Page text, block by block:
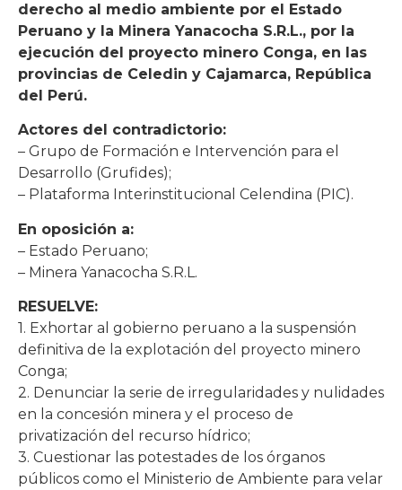
derecho al medio ambiente por el Estado
Peruano y la Minera Yanacocha S.R.L., por la
ejecución del proyecto minero Conga, en las
provincias de Celedin y Cajamarca, República
del Perú.
Actores del contradictorio:
– Grupo de Formación e Intervención para el
Desarrollo (Grufides);
– Plataforma Interinstitucional Celendina (PIC).
En oposición a:
– Estado Peruano;
– Minera Yanacocha S.R.L.
RESUELVE:
1. Exhortar al gobierno peruano a la suspensión
definitiva de la explotación del proyecto minero
Conga;
2. Denunciar la serie de irregularidades y nulidades
en la concesión minera y el proceso de
privatización del recurso hídrico;
3. Cuestionar las potestades de los órganos
públicos como el Ministerio de Ambiente para velar